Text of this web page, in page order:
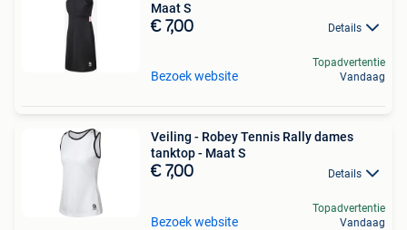
Maat S
€ 7,00 Details
Bezoek website
Topadvertentie
Vandaag
Veiling - Robey Tennis Rally dames
tanktop - Maat S
€ 7,00 Details
Bezoek website
Topadvertentie
Vandaag